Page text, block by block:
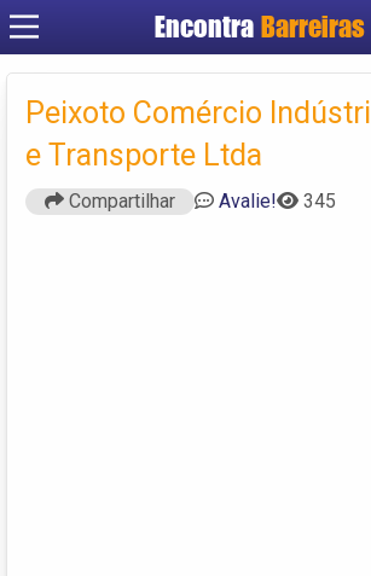
EncontraBarreiras
Cadastrar
Criar conta
Peixoto Comércio
e Transporte Ltda
Compartilhar Avalie! 345